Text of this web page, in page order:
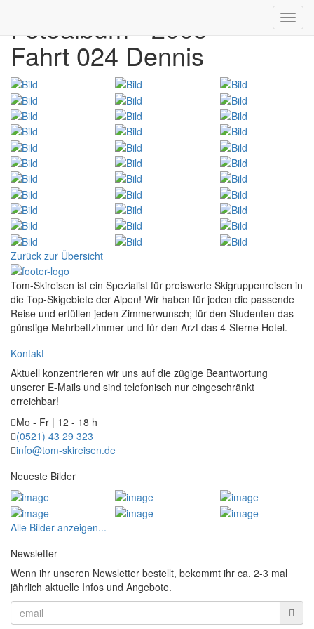
Fotoalbum - 2005
Fahrt 024 Dennis
Zurück zur Übersicht
Tom-Skireisen ist ein Spezialist für preiswerte Skigruppenreisen in
die Top-Skigebiete der Alpen! Wir haben für jeden die passende
Reise und erfüllen jeden Zimmerwunsch; für den Studenten das
günstige Mehrbettzimmer und für den Arzt das 4-Sterne Hotel.
Kontakt
Aktuell konzentrieren wir uns auf die zügige Beantwortung
unserer E-Mails und sind telefonisch nur eingeschränkt
erreichbar!
Mo - Fr | 12 - 18 h
(0521) 43 29 323
info@tom-skireisen.de
Neueste Bilder
Alle Bilder anzeigen...
Newsletter
Wenn ihr unseren Newsletter bestellt, bekommt ihr ca. 2-3 mal
jährlich aktuelle Infos und Angebote.